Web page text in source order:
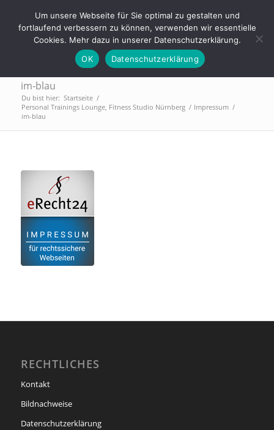
Tel.: 0911 - 2171 4565 | info@trainings-lounge.de
im-blau
Du bist hier: Startseite /
Personal Trainings Lounge, Fitness Studio Nürnberg / Impressum /
im-blau
RECHTLICHES
Kontakt
Bildnachweise
Datenschutzerklärung
Um unsere Webseite für Sie optimal zu gestalten und
fortlaufend verbessern zu können, verwenden wir essentielle
Cookies. Mehr dazu in unserer Datenschutzerklärung.
OK
Datenschutzerklärung